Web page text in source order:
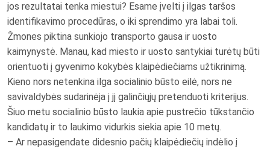
jos rezultatai tenka miestui? Esame įvelti į ilgas taršos
identifikavimo procedūras, o iki sprendimo yra labai toli.
Žmones piktina sunkiojo transporto gausa ir uosto
kaimynystė. Manau, kad miesto ir uosto santykiai turėtų būti
orientuoti į gyvenimo kokybės klaipėdiečiams užtikrinimą.
Kieno nors netenkina ilga socialinio būsto eilė, nors ne
savivaldybės sudarinėja į jį galinčiųjų pretenduoti kriterijus.
Šiuo metu socialinio būsto laukia apie pustrečio tūkstančio
kandidatų ir to laukimo vidurkis siekia apie 10 metų.
– Ar nepasigendate didesnio pačių klaipėdiečių indėlio į